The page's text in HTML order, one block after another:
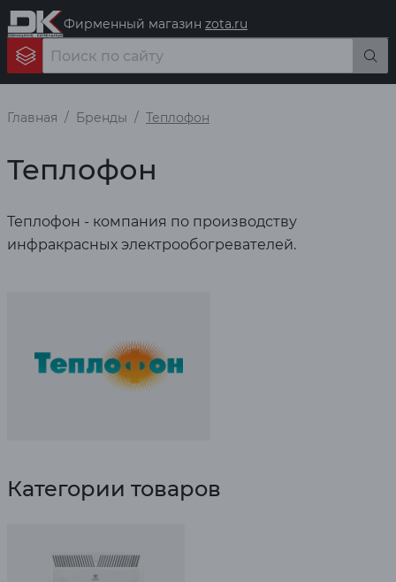
Фирменный магазин zota.ru
Главная Бренды Теплофон
Теплофон
Теплофон - компания по производству
инфракрасных электрообогревателей.
Категории товаров